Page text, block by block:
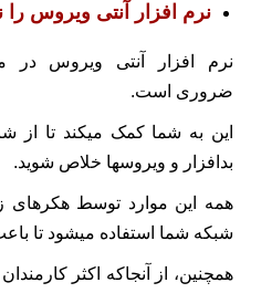
نرم افزار آنتی ویروس
نرم افزار آنتی ویروس در
ضروری است.
این به شما کمک میکند تا از
بدافزار و ویروسها خلاص شوید.
همه این موارد توسط هکرهای
شبکه شما استفاده میشود تا
همچنین، از آنجاکه اکثر